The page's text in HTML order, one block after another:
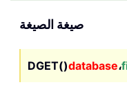
صيغة الصيغة
DGET()database،